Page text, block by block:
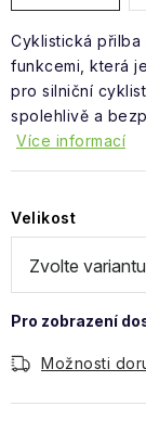
Cyklistická
funkcemi, která
pro silniční
spolehlivě a
Více informací
Velikost
Možnosti